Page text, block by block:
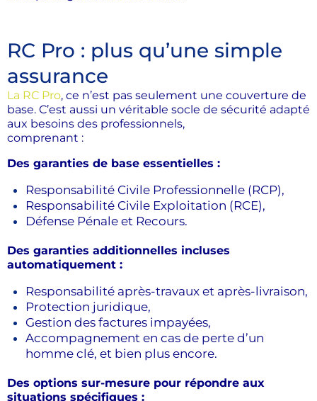
RC Pro : plus qu’une simple
assurance
La RC Pro, ce n’est pas seulement une couverture de
base. C’est aussi un véritable socle de sécurité adapté
aux besoins des professionnels,
comprenant :
Des garanties de base essentielles :
Responsabilité Civile Professionnelle (RCP),
Responsabilité Civile Exploitation (RCE),
Défense Pénale et Recours.
Des garanties additionnelles incluses
automatiquement :
Responsabilité après-travaux et après-livraison,
Protection juridique,
Gestion des factures impayées,
Accompagnement en cas de perte d’un
homme clé, et bien plus encore.
Des options sur-mesure pour répondre aux
situations spécifiques :